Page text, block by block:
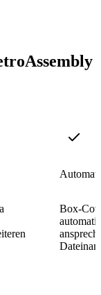
Box-